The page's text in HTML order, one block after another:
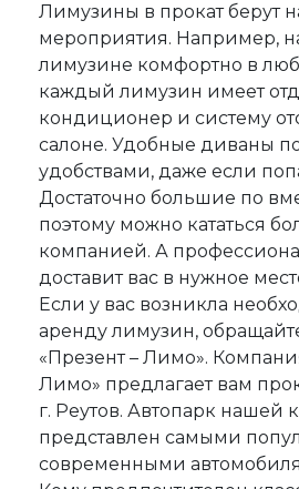
Лимузины в прокат берут
мероприятия. Например,
лимузине комфортно в
каждый лимузин имеет
кондиционер и систему
салоне. Удобные диваны
удобствами, даже если
Достаточно большие по
поэтому можно кататься
компанией. А
доставит вас в нужное
Если у вас возникла
аренду лимузин,
«Презент – Лимо».
Лимо» предлагает вам
г. Реутов. Автопарк нашей
представлен самыми
современными